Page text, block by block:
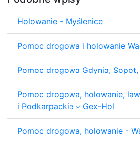
Holowanie - Myślenice
Pomoc drogowa i holowanie
Pomoc drogowa Gdynia, Sopot,
Pomoc drogowa, holowanie,
i Podkarpackie ⋆ Gex-Hol
Pomoc drogowa, holowanie -